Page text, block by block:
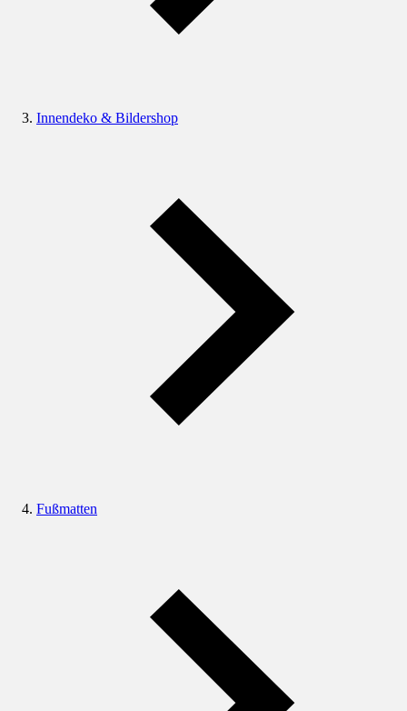
Innendeko & Bildershop
Fußmatten